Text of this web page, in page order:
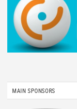
MAIN SPONSORS